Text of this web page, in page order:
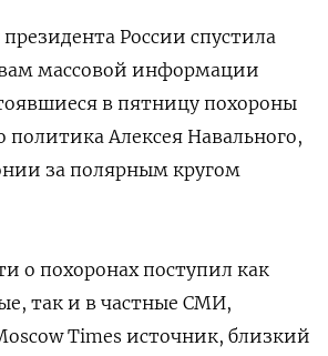
России спустила
массовой информации
в пятницу похороны
Алексея Навального,
за полярным кругом
о похоронах поступил как
так и в частные СМИ,
Times источник, близкий